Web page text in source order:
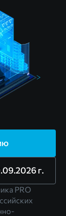
г.
PRO